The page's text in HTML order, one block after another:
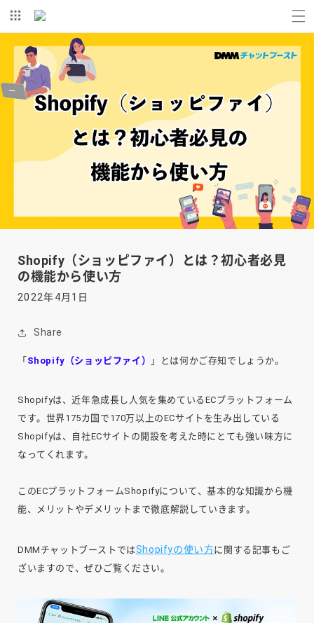
コンテ
ンツに
進む
Shopify（ショッピファイ）とは？初心者必見
の機能から使い方
2022年4月1日
Share
「 Shopify（ショッピファイ） 」とは何かご存知でしょうか。
Shopifyは、近年急成長し人気を集めているECプラットフォーム
です。世界175カ国で170万以上のECサイトを生み出している
Shopifyは、自社ECサイトの開設を考えた時にとても強い味方に
なってくれます。
このECプラットフォームShopifyについて、基本的な知識から機
能、メリットやデメリットまで徹底解説していきます。
DMMチャットブーストではShopifyの使い方に関する記事もご
ざいますので、ぜひご覧ください。